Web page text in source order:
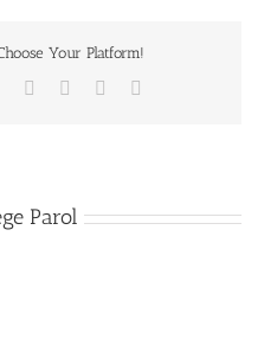
Your Platform!
LinkedIn
TumblrPinterest
Parol